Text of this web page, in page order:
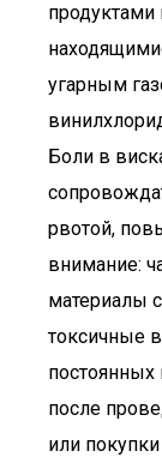
продуктами
угарным
Боли в
рвотой,
внимание:
материалы
токсичные
постоянных
после
или